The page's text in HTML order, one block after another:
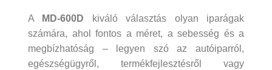
A MD‑600D kiváló választás olyan iparágak
számára, ahol fontos a méret, a sebesség és a
megbízhatóság – legyen szó az autóiparról,
egészségügyről, termékfejlesztésről vagy